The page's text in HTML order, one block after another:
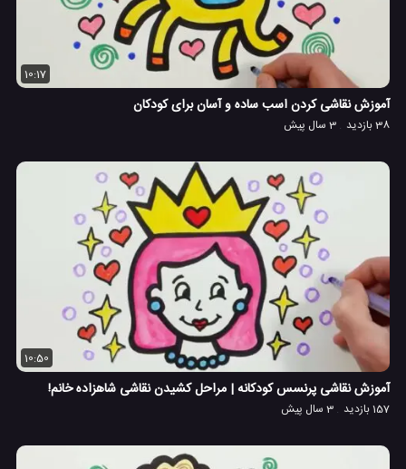
10:17
آموزش نقاشی کردن اسب ساده و آسان برای کودکان
38 بازدید 3 سال پیش
10:50
آموزش نقاشی پرنسس کودکانه | مراحل کشیدن نقاشی شاهزاده خانم!
157 بازدید 3 سال پیش